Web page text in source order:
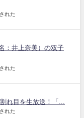
れた
：井上奈美）の双子
れた
れ目を生放送！「...
れた